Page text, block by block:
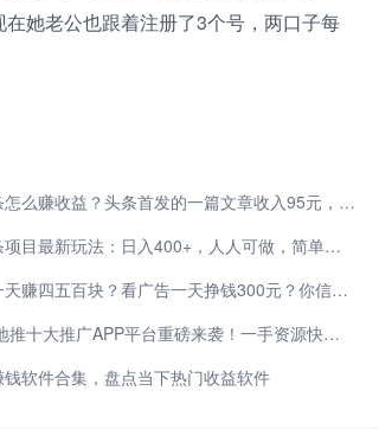
她老公也跟着注册了3个号，两口子每
今日头条怎么赚收益？头条首发的一篇文章收入95元，学会我的方法，你也能做到！
今日头条项目最新玩法：日入400+，人人可做，简单复制，附详细教程资料
刷抖音一天赚四五百块？看广告一天挣钱300元？你信吗？
2026年地推十大推广APP平台重磅来袭！一手资源快速获取、免费对接！
钱软件合集，盘点当下热门收益软件